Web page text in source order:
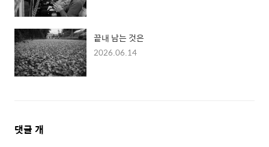
끝내 남는 것은
2026.06.14
댓
댓글 개